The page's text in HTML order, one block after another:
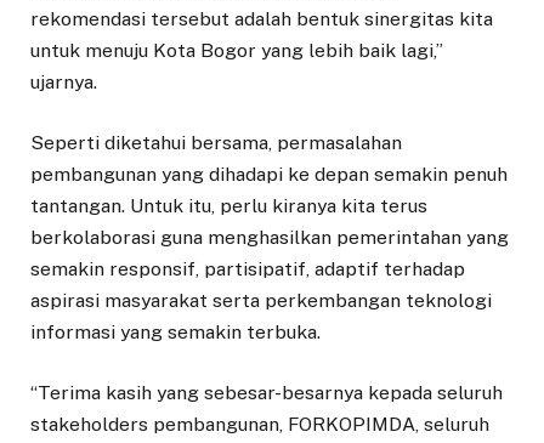
rekomendasi tersebut adalah bentuk sinergitas kita
untuk menuju Kota Bogor yang lebih baik lagi,”
ujarnya.
Seperti diketahui bersama, permasalahan
pembangunan yang dihadapi ke depan semakin penuh
tantangan. Untuk itu, perlu kiranya kita terus
berkolaborasi guna menghasilkan pemerintahan yang
semakin responsif, partisipatif, adaptif terhadap
aspirasi masyarakat serta perkembangan teknologi
informasi yang semakin terbuka.
“Terima kasih yang sebesar-besarnya kepada seluruh
stakeholders pembangunan, FORKOPIMDA, seluruh